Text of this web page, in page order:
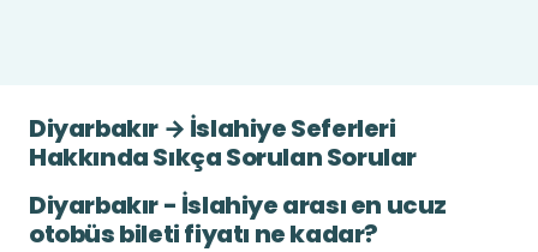
Diyarbakır → İslahiye Seferleri
Hakkında Sıkça Sorulan Sorular
Diyarbakır - İslahiye arası en ucuz
otobüs bileti fiyatı ne kadar?